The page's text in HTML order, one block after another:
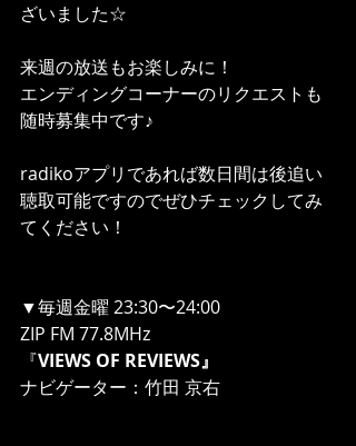
ざいました☆
来週の放送もお楽しみに！
エンディングコーナーのリクエストも
随時募集中です♪
radikoアプリであれば数日間は後追い
聴取可能ですのでぜひチェックしてみ
てください！
▼毎週金曜 23:30〜24:00
ZIP FM 77.8MHz
『VIEWS OF REVIEWS』
ナビゲーター：竹田 京右